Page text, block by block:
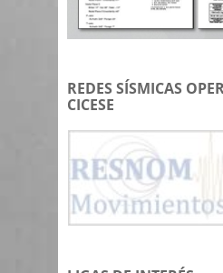
REDES SÍSMICAS
CICESE